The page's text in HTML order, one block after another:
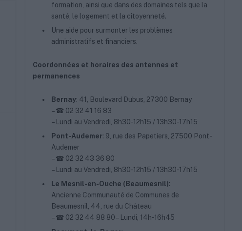
formation, ainsi que dans des domaines tels que la
santé, le logement et la citoyenneté.
Une aide pour surmonter les problèmes
administratifs et financiers.
Coordonnées et horaires des antennes et
permanences
Bernay: 41, Boulevard Dubus, 27300 Bernay
– ☎ 02 32 41 16 83
– Lundi au Vendredi, 8h30-12h15 / 13h30-17h15
Pont-Audemer: 9, rue des Papetiers, 27500 Pont-
Audemer
– ☎ 02 32 43 36 80
– Lundi au Vendredi, 8h30-12h15 / 13h30-17h15
Le Mesnil-en-Ouche (Beaumesnil):
Ancienne Communauté de Communes de
Beaumesnil, 44, rue du Château
– ☎ 02 32 44 88 80 – Lundi, 14h-16h45